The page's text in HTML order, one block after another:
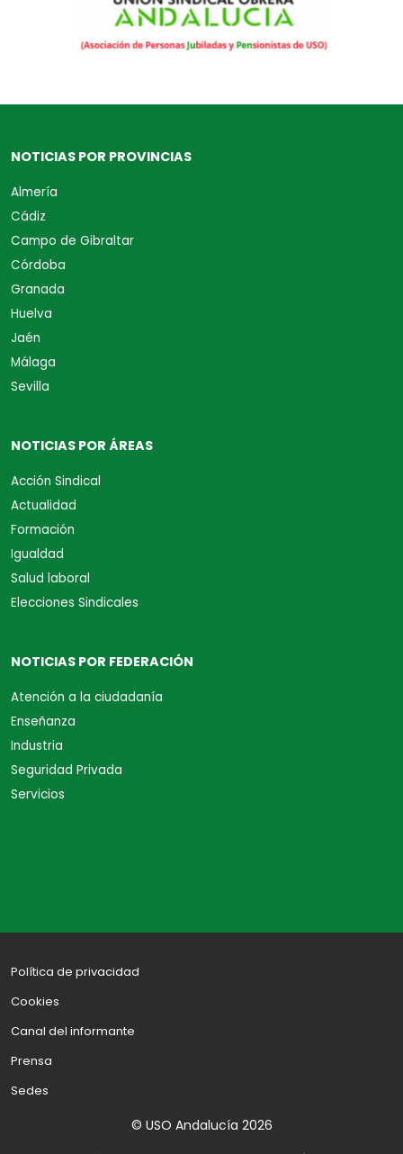
NOTICIAS POR PROVINCIAS
Almería
Cádiz
Campo de Gibraltar
Córdoba
Granada
Huelva
Jaén
Málaga
Sevilla
NOTICIAS POR ÁREAS
Acción Sindical
Actualidad
Formación
Igualdad
Salud laboral
Elecciones Sindicales
NOTICIAS POR FEDERACIÓN
Atención a la ciudadanía
Enseñanza
Industria
Seguridad Privada
Servicios
Política de privacidad
Cookies
Canal del informante
Prensa
Sedes
© USO Andalucía 2026